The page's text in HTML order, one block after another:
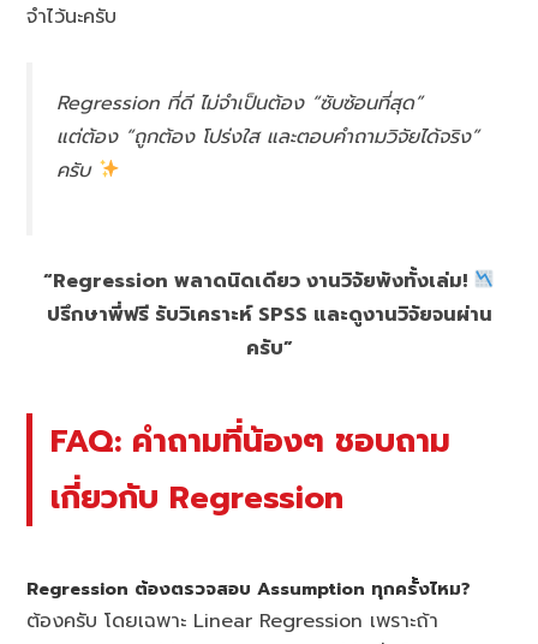
จำไว้นะครับ
Regression ที่ดี ไม่จำเป็นต้อง “ซับซ้อนที่สุด”
แต่ต้อง “ถูกต้อง โปร่งใส และตอบคำถามวิจัยได้จริง”
ครับ
“Regression พลาดนิดเดียว งานวิจัยพังทั้งเล่ม!
ปรึกษาพี่ฟรี รับวิเคราะห์ SPSS และดูงานวิจัยจนผ่าน
ครับ”
FAQ: คำถามที่น้องๆ ชอบถาม
เกี่ยวกับ Regression
Regression ต้องตรวจสอบ Assumption ทุกครั้งไหม?
ต้องครับ โดยเฉพาะ Linear Regression เพราะถ้า